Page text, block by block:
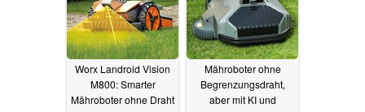
Worx Landroid Vision
M800: Smarter
Mähroboter ohne Draht
Mähroboter ohne
Begrenzungsdraht,
aber mit KI und